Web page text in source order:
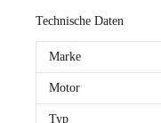
Technische Daten
Marke
Motor
Typ